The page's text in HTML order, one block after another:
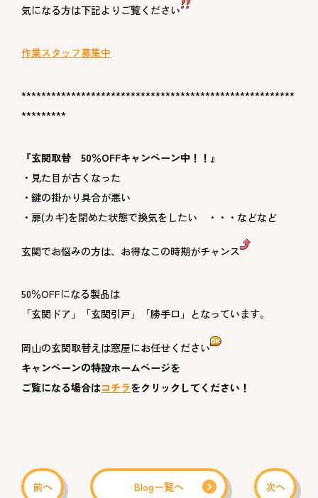
気になる方は下記よりご覧ください
作業スタッフ募集中
*******************************************************
*********
『玄関取替 50％OFFキャンペーン中！！』
・見た目が古くなった
・鍵の掛かり具合が悪い
・扉(カギ)を閉めた状態で換気をしたい ・・・などなど
玄関でお悩みの方は、お得なこの時期がチャンス
50％OFFになる製品は
「玄関ドア」「玄関引戸」「勝手口」となっています。
岡山の玄関取替えは窓屋にお任せください
キャンペーンの特設ホームページを
ご覧になる場合はコチラをクリックしてください！
前へ 次へ
Blog一覧へ